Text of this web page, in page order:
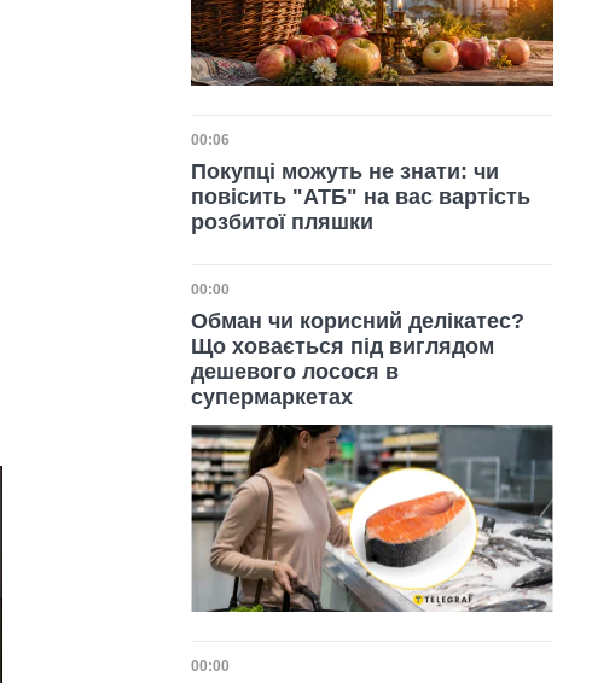
Дата публікації
00:06
Покупці можуть не знати: чи
повісить "АТБ" на вас вартість
розбитої пляшки
Дата публікації
00:00
Обман чи корисний делікатес?
Що ховається під виглядом
дешевого лосося в
супермаркетах
Дата публікації
00:00